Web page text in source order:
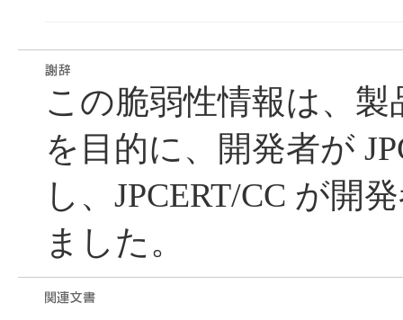
この脆弱性情報は、
を目的に、開発者が
し、JPCERT/CC が開
ました。